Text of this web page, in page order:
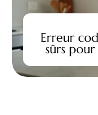
Erreur
sûrs